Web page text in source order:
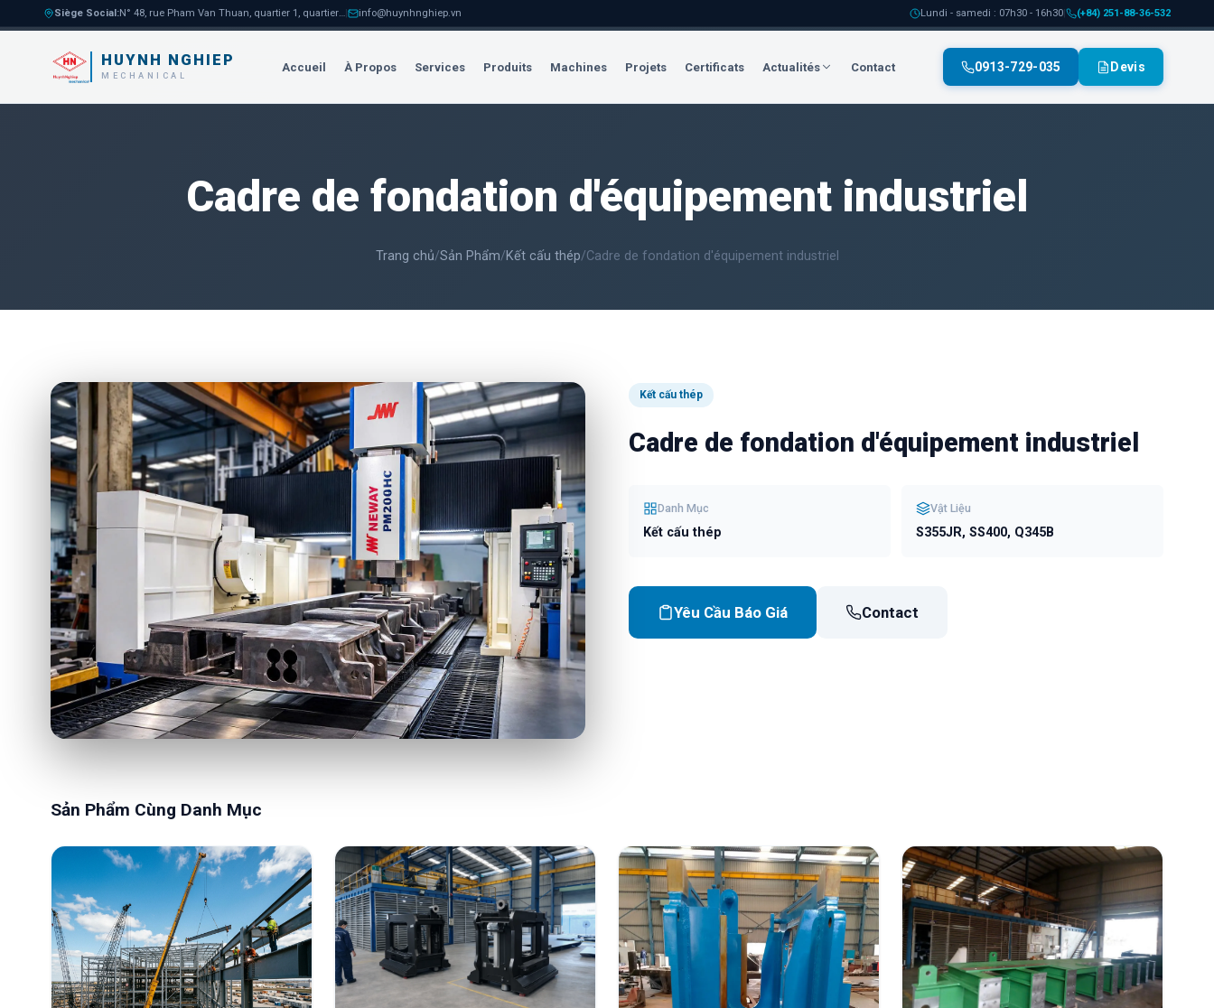
Siège Social: N° 48, rue Pham Van Thuan, quartier 1, quartier Tam Hoa, ville de Bien Hoa| info@huynhnghiep.vn Lundi - samedi : 07h30 - 16h30| (+84) 251-88-36-532
HUYNH NGHIEP
MECHANICAL
Accueil À Propos Services Produits Machines Projets Certificats Actualités Contact 0913-729-035 Devis
Cadre de fondation d'équipement industriel
Trang chủ/Sản Phẩm/Kết cấu thép/Cadre de fondation d'équipement industriel
Kết cấu thép
Cadre de fondation d'équipement industriel
Danh Mục
Kết cấu thép
Vật Liệu
S355JR, SS400, Q345B
Yêu Cầu Báo Giá Contact
Sản Phẩm Cùng Danh Mục